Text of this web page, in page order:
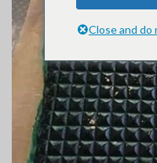
Close and